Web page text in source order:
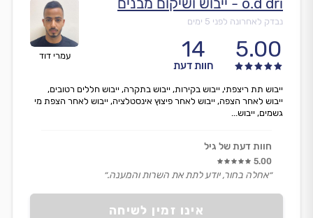
עמרי דוד
נבדק לאחרונה לפני 5 ימים
5.00
14
חוות דעת
אינו זמין לשיחה
ייבוש תת ריצפתי, ייבוש בקירות, ייבוש בתקרה, ייבוש חללים רטובים,
ייבוש לאחר הצפה, ייבוש לאחר פיצוץ אינסטלציה, ייבוש לאחר הצפת מי
גשמים, ייבוש...
חוות דעת של גיל
5.00
״אחלה בחור, יודע לתת את השרות והמענה.״